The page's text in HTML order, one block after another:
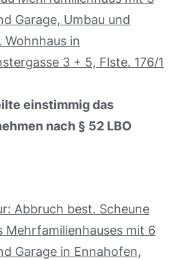
Garage, Umbau und
Wohnhaus in
3 + 5, Flste. 176/1
einstimmig das
nach § 52 LBO
Abbruch best. Scheune
Mehrfamilienhauses mit 6
Garage in Ennahofen,